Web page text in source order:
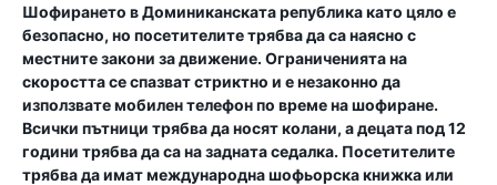
Шофирането в Доминиканската република като цяло е
безопасно, но посетителите трябва да са наясно с
местните закони за движение. Ограниченията на
скоростта се спазват стриктно и е незаконно да
използвате мобилен телефон по време на шофиране.
Всички пътници трябва да носят колани, а децата под 12
години трябва да са на задната седалка. Посетителите
трябва да имат международна шофьорска книжка или